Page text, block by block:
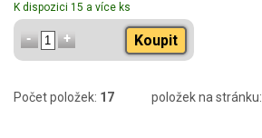
K dispozici 15 a více ks
Koupit
Počet položek: 17 položek na stránku: